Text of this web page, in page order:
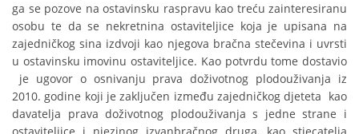
ga se pozove na ostavinsku raspravu kao treću zainteresiranu
osobu te da se nekretnina ostaviteljice koja je upisana na
zajedničkog sina izdvoji kao njegova bračna stečevina i uvrsti
u ostavinsku imovinu ostaviteljice. Kao potvrdu tome dostavio
je ugovor o osnivanju prava doživotnog plodouživanja iz
2010. godine koji je zaključen između zajedničkog djeteta kao
davatelja prava doživotnog plodouživanja s jedne strane i